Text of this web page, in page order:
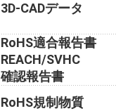
3D-CADデータ
RoHS適合報告書
REACH/SVHC
確認報告書
RoHS規制物質